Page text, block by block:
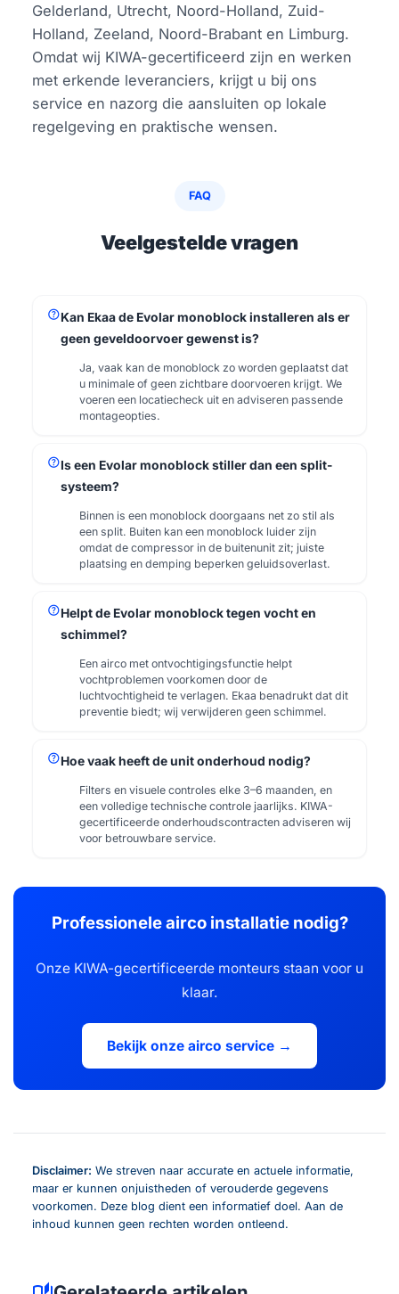
Gelderland, Utrecht, Noord-Holland, Zuid-
Holland, Zeeland, Noord-Brabant en Limburg.
Omdat wij KIWA-gecertificeerd zijn en werken
met erkende leveranciers, krijgt u bij ons
service en nazorg die aansluiten op lokale
regelgeving en praktische wensen.
FAQ
Veelgestelde vragen
helpKan Ekaa de Evolar monoblock installeren als er
geen geveldoorvoer gewenst is?
Ja, vaak kan de monoblock zo worden geplaatst dat
u minimale of geen zichtbare doorvoeren krijgt. We
voeren een locatiecheck uit en adviseren passende
montageopties.
helpIs een Evolar monoblock stiller dan een split-
systeem?
Binnen is een monoblock doorgaans net zo stil als
een split. Buiten kan een monoblock luider zijn
omdat de compressor in de buitenunit zit; juiste
plaatsing en demping beperken geluidsoverlast.
helpHelpt de Evolar monoblock tegen vocht en
schimmel?
Een airco met ontvochtigingsfunctie helpt
vochtproblemen voorkomen door de
luchtvochtigheid te verlagen. Ekaa benadrukt dat dit
preventie biedt; wij verwijderen geen schimmel.
helpHoe vaak heeft de unit onderhoud nodig?
Filters en visuele controles elke 3–6 maanden, en
een volledige technische controle jaarlijks. KIWA-
gecertificeerde onderhoudscontracten adviseren wij
voor betrouwbare service.
Professionele airco installatie nodig?
Onze KIWA-gecertificeerde monteurs staan voor u
klaar.
Bekijk onze airco service →
Disclaimer: We streven naar accurate en actuele informatie,
maar er kunnen onjuistheden of verouderde gegevens
voorkomen. Deze blog dient een informatief doel. Aan de
inhoud kunnen geen rechten worden ontleend.